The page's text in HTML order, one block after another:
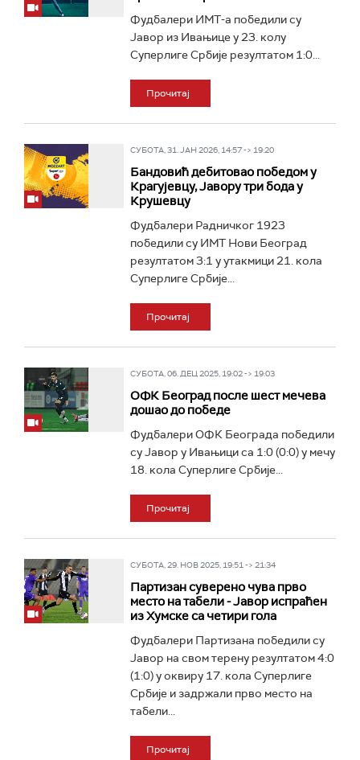
Фудбалери ИМТ-а победили су
Јавор из Ивањице у 23. колу
Суперлиге Србије резултатом 1:0...
Прочитај
СУБОТА, 31. ЈАН 2026, 14:57 -> 19:20
Бандовић дебитовао победом у
Крагујевцу, Јавору три бода у
Крушевцу
Фудбалери Радничког 1923
победили су ИМТ Нови Београд
резултатом 3:1 у утакмици 21. кола
Суперлиге Србије...
Прочитај
СУБОТА, 06. ДЕЦ 2025, 19:02 -> 19:03
ОФК Београд после шест мечева
дошао до победе
Фудбалери ОФК Београда победили
су Јавор у Ивањици са 1:0 (0:0) у мечу
18. кола Суперлиге Србије...
Прочитај
СУБОТА, 29. НОВ 2025, 19:51 -> 21:34
Партизан суверено чува прво
место на табели - Јавор испраћен
из Хумске са четири гола
Фудбалери Партизана победили су
Јавор на свом терену резултатом 4:0
(1:0) у оквиру 17. кола Суперлиге
Србије и задржали прво место на
табели...
Прочитај